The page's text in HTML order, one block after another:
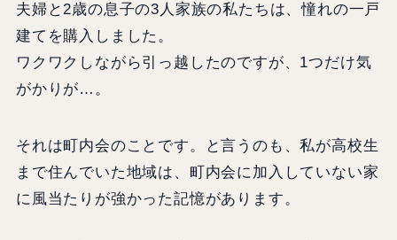
夫婦と2歳の息子の3人家族の私たちは、憧れの一戸
建てを購入しました。
ワクワクしながら引っ越したのですが、1つだけ気
がかりが…。
それは町内会のことです。と言うのも、私が高校生
まで住んでいた地域は、町内会に加入していない家
に風当たりが強かった記憶があります。